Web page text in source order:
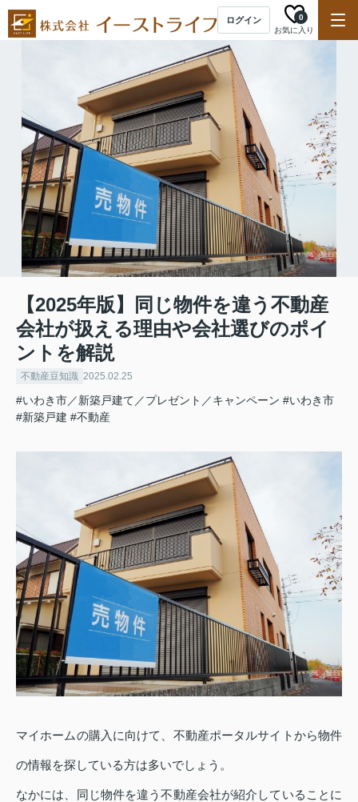
ログイン
お気に入り
0
【2025年版】同じ物件を違う不動産
会社が扱える理由や会社選びのポイ
ントを解説
不動産豆知識 2025.02.25
#いわき市／新築戸建て／プレゼント／キャンペーン #いわき市
#新築戸建 #不動産
マイホームの購入に向けて、不動産ポータルサイトから物件
の情報を探している方は多いでしょう。
なかには、同じ物件を違う不動産会社が紹介していることに